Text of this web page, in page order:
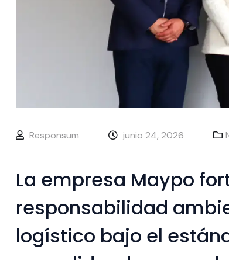
Responsum junio 24, 2026
La empresa Maypo
responsabilidad
logístico bajo el